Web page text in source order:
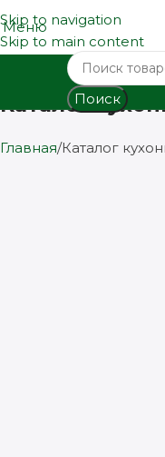
Skip to navigation
Skip to main content
Меню
Поиск
Каталог
Главная Каталог